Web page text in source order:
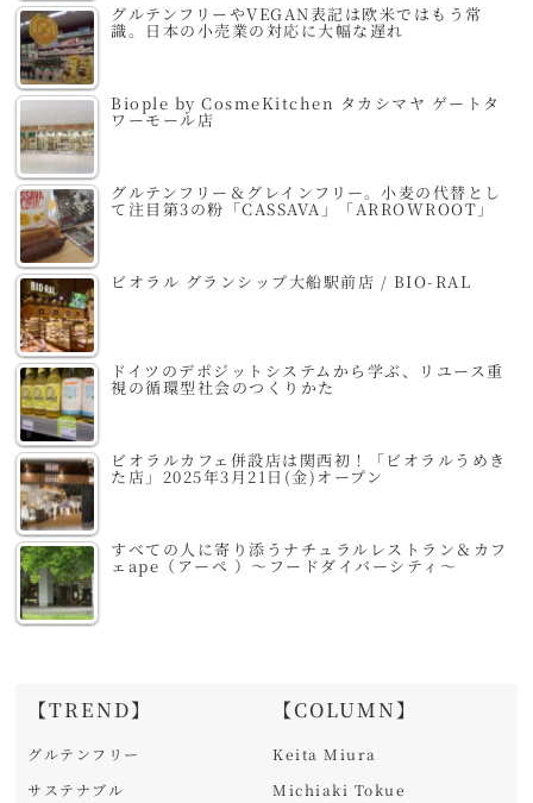
グルテンフリーやVEGAN表記は欧米ではもう常
識。日本の小売業の対応に大幅な遅れ
Biople by CosmeKitchen タカシマヤ ゲートタ
ワーモール店
グルテンフリー＆グレインフリー。小麦の代替とし
て注目第3の粉「CASSAVA」「ARROWROOT」
ビオラル グランシップ大船駅前店 / BIO-RAL
ドイツのデポジットシステムから学ぶ、リユース重
視の循環型社会のつくりかた
ビオラルカフェ併設店は関西初！「ビオラルうめき
た店」2025年3月21日(金)オープン
すべての人に寄り添うナチュラルレストラン＆カフ
ェape（アーペ ）～フードダイバーシティ～
【TREND】
グルテンフリー
サステナブル
【COLUMN】
Keita Miura
Michiaki Tokue